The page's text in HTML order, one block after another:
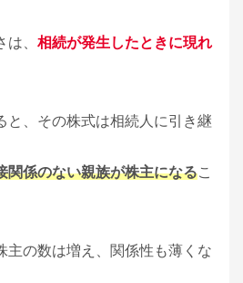
、 相続が発生したときに現れ
と、その株式は相続人に引き継
関係のない親族が株主になるこ
主の数は増え、関係性も薄くな